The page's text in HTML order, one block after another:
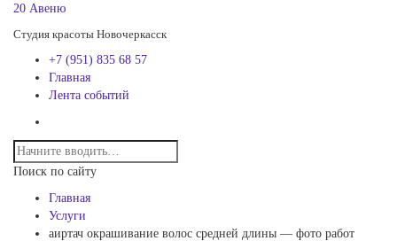
20 Авеню
Студия красоты Новочеркасск
+7 (951) 835 68 57
Главная
Лента событий
Поиск по сайту
Главная
Услуги
аиртач окрашивание волос средней длины — фото работ